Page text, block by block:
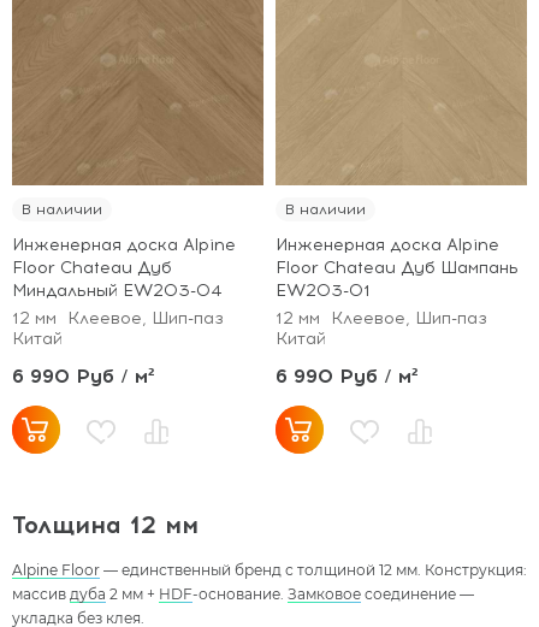
В наличии
Инженерная доска Alpine
Floor Chateau Дуб
Миндальный EW203-04
12 мм
Клеевое, Шип-паз
Китай
6 990 Руб / м²
В наличии
Инженерная доска Alpine
Floor Chateau Дуб Шампань
EW203-01
12 мм
Клеевое, Шип-паз
Китай
6 990 Руб / м²
Толщина 12 мм
Alpine Floor — единственный бренд с толщиной 12 мм. Конструкция:
массив дуба 2 мм + HDF-основание. Замковое соединение —
укладка без клея.